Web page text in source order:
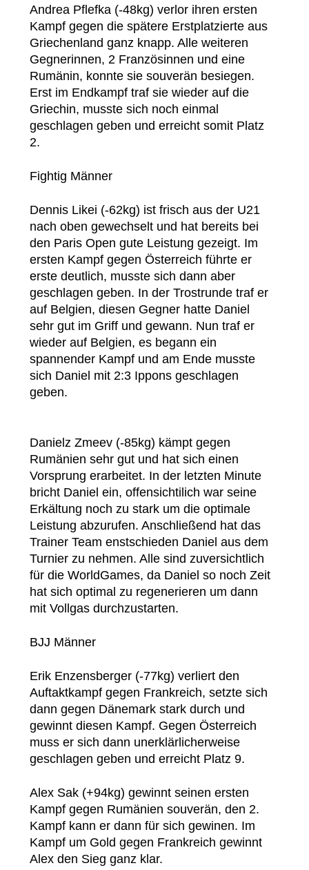
Andrea Pflefka (-48kg) verlor ihren ersten
Kampf gegen die spätere Erstplatzierte aus
Griechenland ganz knapp. Alle weiteren
Gegnerinnen, 2 Französinnen und eine
Rumänin, konnte sie souverän besiegen.
Erst im Endkampf traf sie wieder auf die
Griechin, musste sich noch einmal
geschlagen geben und erreicht somit Platz
2.
Fightig Männer
Dennis Likei (-62kg) ist frisch aus der U21
nach oben gewechselt und hat bereits bei
den Paris Open gute Leistung gezeigt. Im
ersten Kampf gegen Österreich führte er
erste deutlich, musste sich dann aber
geschlagen geben. In der Trostrunde traf er
auf Belgien, diesen Gegner hatte Daniel
sehr gut im Griff und gewann. Nun traf er
wieder auf Belgien, es begann ein
spannender Kampf und am Ende musste
sich Daniel mit 2:3 Ippons geschlagen
geben.
Danielz Zmeev (-85kg) kämpt gegen
Rumänien sehr gut und hat sich einen
Vorsprung erarbeitet. In der letzten Minute
bricht Daniel ein, offensichtilich war seine
Erkältung noch zu stark um die optimale
Leistung abzurufen. Anschließend hat das
Trainer Team enstschieden Daniel aus dem
Turnier zu nehmen. Alle sind zuversichtlich
für die WorldGames, da Daniel so noch Zeit
hat sich optimal zu regenerieren um dann
mit Vollgas durchzustarten.
BJJ Männer
Erik Enzensberger (-77kg) verliert den
Auftaktkampf gegen Frankreich, setzte sich
dann gegen Dänemark stark durch und
gewinnt diesen Kampf. Gegen Österreich
muss er sich dann unerklärlicherweise
geschlagen geben und erreicht Platz 9.
Alex Sak (+94kg) gewinnt seinen ersten
Kampf gegen Rumänien souverän, den 2.
Kampf kann er dann für sich gewinen. Im
Kampf um Gold gegen Frankreich gewinnt
Alex den Sieg ganz klar.